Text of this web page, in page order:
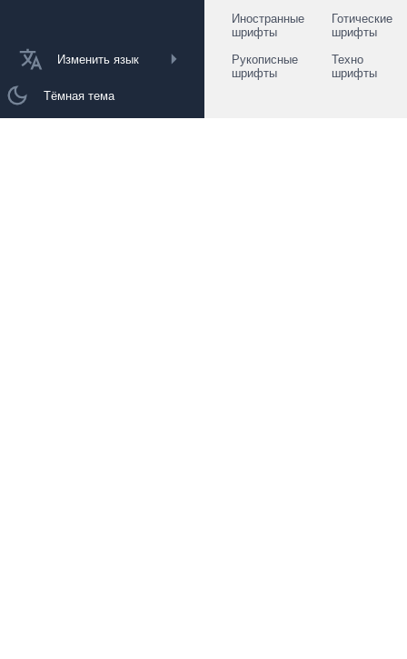
Изменить язык
Тёмная тема
Иностранные
шрифты
Готические
шрифты
Рукописные
шрифты
Техно
шрифты